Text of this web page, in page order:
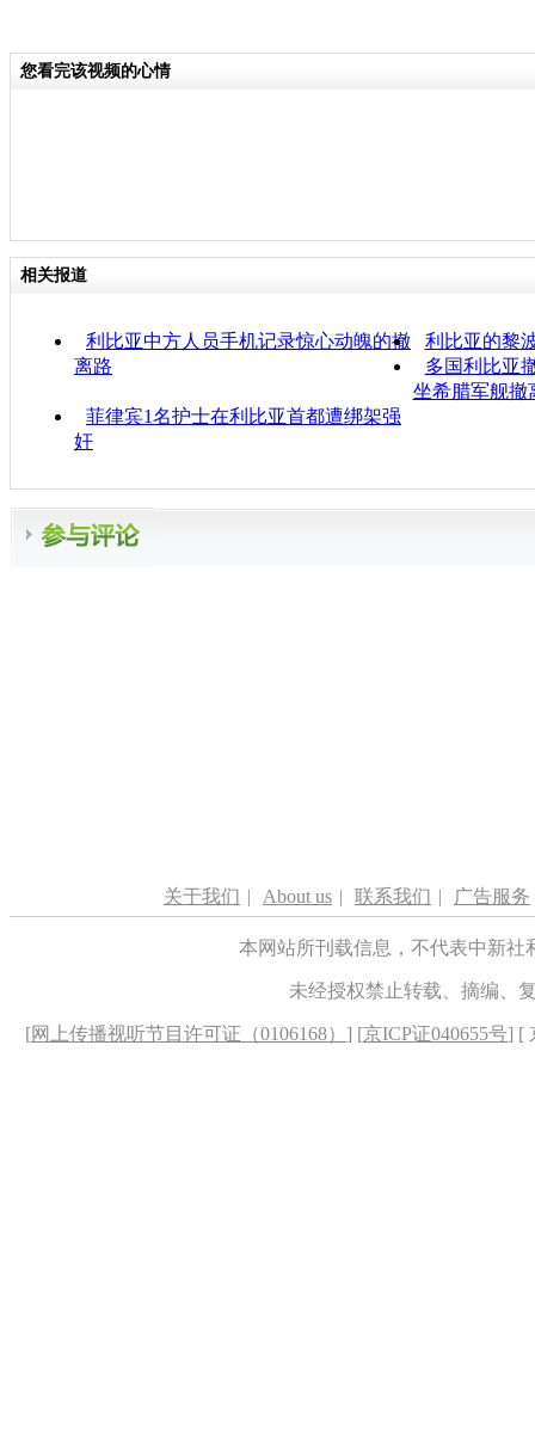
您看完该视频的心情
相关报道
利比亚中方人员手机记录惊心动魄的撤
离路
利比亚的黎
多国利比亚
坐希腊军舰撤
菲律宾1名护士在利比亚首都遭绑架强
奸
关于我们 | About us | 联系我们 | 广告服务
本网站所刊载信息，不代表中新
未经授权禁止转载、摘编、
[网上传播视听节目许可证（0106168） ] [京ICP证040655号] [